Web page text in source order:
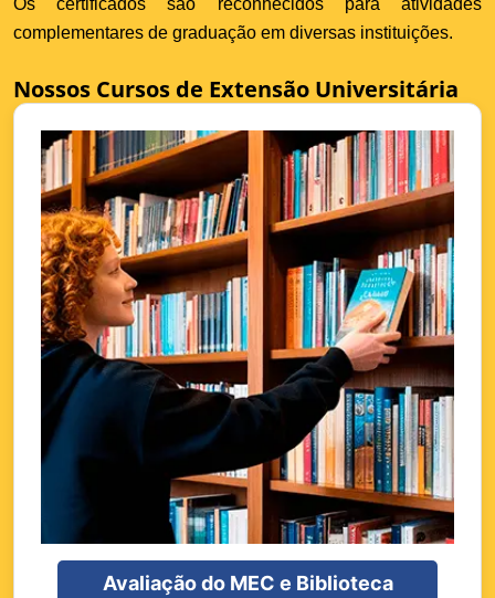
Os certificados são reconhecidos para atividades
complementares de graduação em diversas instituições.
Nossos Cursos de Extensão Universitária
Avaliação do MEC e Biblioteca